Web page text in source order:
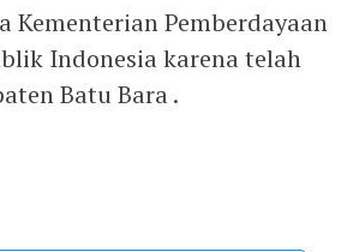
Kementerian Pemberdayaan
Indonesia karena telah
Batu Bara .